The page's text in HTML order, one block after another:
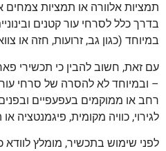
תמציות אלוורה או תמציות
בדרך כלל לסרחי עור קטנים
במיוחד (כגון גב, זרועות, חזה או
עם זאת, חשוב להבין כי תכשירי
– ובמיוחד לא להסרה של סרחי
רחב או ממוקמים בעפעפיים
לגירוי, כוויה מקומית,
לפני שימוש בתכשיר, מומלץ לוודא